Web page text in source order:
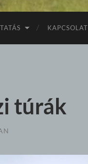
KAPCSOLAT
túrák